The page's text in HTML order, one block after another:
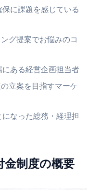
に課題を感じている
グ提案でお悩みのコ
ある経営企画担当者
立案を目指すマーケ
なった総務・経理担
金制度の概要